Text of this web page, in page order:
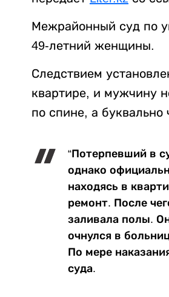
Межрайонный суд по
49-летний женщины.
Следствием
квартире, и мужчину
по спине, а буквально
“Потерпевший в
однако
находясь в
ремонт. После
заливала полы.
очнулся в
По мере
суда.